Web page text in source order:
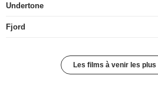
Undertone
Fjord
Les films à venir les